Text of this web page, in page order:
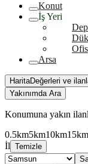
Konut
İş Yeri
Ofis
Arsa
HaritaDeğerleri ve
Yakınımda Ara
Konumuna yakın
0.5km5km10km15km
İl Temizle